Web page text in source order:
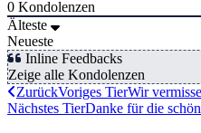
0 Kondolenzen
Älteste
Neueste
Inline Feedbacks
Zeige alle Kondolenzen
ZurückVoriges TierWir
Nächstes TierDanke für die